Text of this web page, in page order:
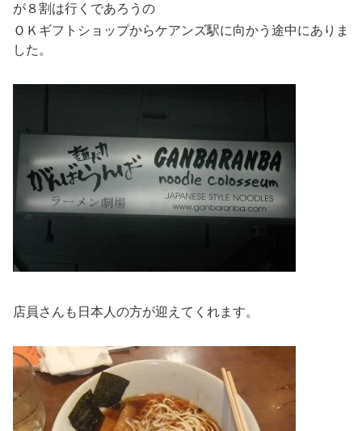
が８割は行くであろうの
ＯＫギフトショップからケアンズ駅に向かう途中にありま
した。
店員さんも日本人の方が迎えてくれます。